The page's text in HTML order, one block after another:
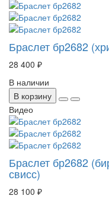
Браслет бр2682
28 400 ₽
В наличии
В корзину
Видео
Браслет бр2682
свисс)
28 100 ₽